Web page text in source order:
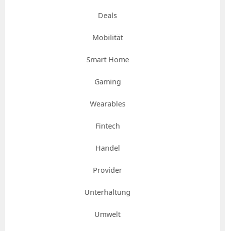
Deals
Mobilität
Smart Home
Gaming
Wearables
Fintech
Handel
Provider
Unterhaltung
Umwelt